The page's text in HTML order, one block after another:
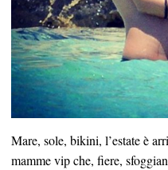
Mare, sole, bikini, l’estate è
mamme vip che, fiere,